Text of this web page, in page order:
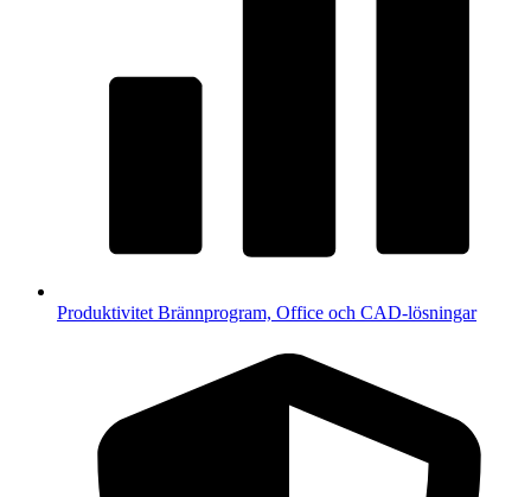
Produktivitet Brännprogram, Office och CAD-lösningar